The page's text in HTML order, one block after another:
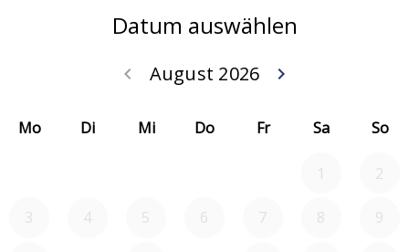
Datum auswählen
August 2026
keyboard_arrow_left
keyboard_arrow_right
Mo Di Mi Do Fr Sa So
1 2
3 4 5 6 7 8 9